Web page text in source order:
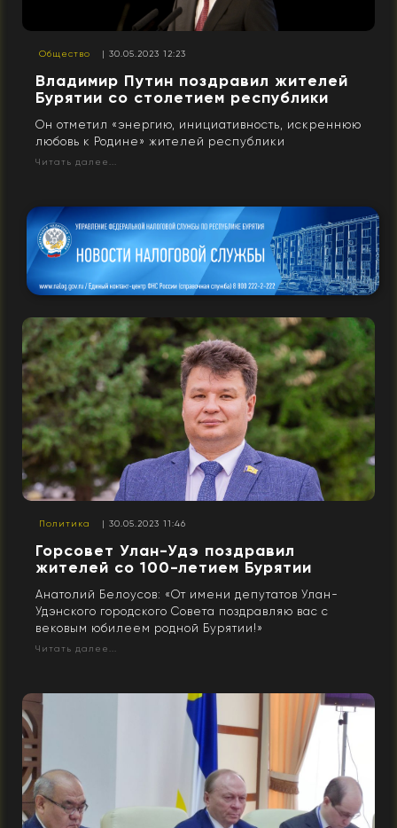
Общество | 30.05.2023 12:23
Владимир Путин поздравил жителей
Бурятии со столетием республики
Он отметил «энергию, инициативность, искреннюю
любовь к Родине» жителей республики
Читать далее...
Политика | 30.05.2023 11:46
Горсовет Улан-Удэ поздравил
жителей со 100-летием Бурятии
Анатолий Белоусов: «От имени депутатов Улан-
Удэнского городского Совета поздравляю вас с
вековым юбилеем родной Бурятии!»
Читать далее...